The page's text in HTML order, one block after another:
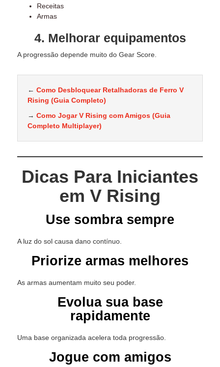
Receitas
Armas
4. Melhorar equipamentos
A progressão depende muito do Gear Score.
← Como Desbloquear Retalhadoras de Ferro V
Rising (Guia Completo)
→ Como Jogar V Rising com Amigos (Guia
Completo Multiplayer)
Dicas Para Iniciantes
em V Rising
Use sombra sempre
A luz do sol causa dano contínuo.
Priorize armas melhores
As armas aumentam muito seu poder.
Evolua sua base
rapidamente
Uma base organizada acelera toda progressão.
Jogue com amigos